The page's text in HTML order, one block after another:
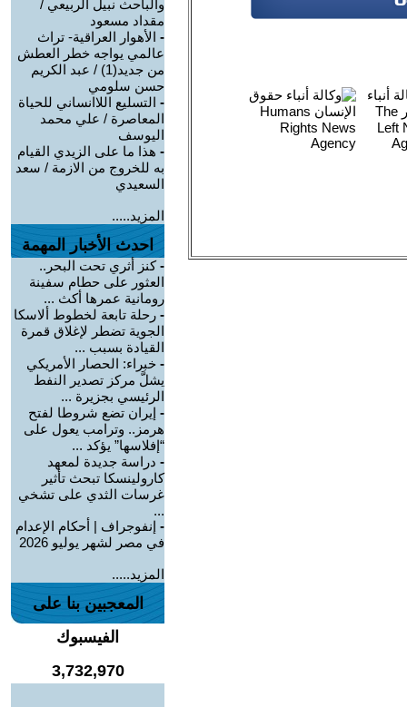
والباحث نبيل الربيعي /
مقداد مسعود
- الأهوار العراقية- تراث
عالمي يواجه خطر العطش
من جديد(1) / عبد الكريم
حسن سلومي
- التسليع اللاانساني للحياة
المعاصرة / علي محمد
اليوسف
- هذا ما على الزيدي القيام
به للخروج من الازمة / سعد
السعيدي
المزيد.....
احدث الأخبار المهمة
-كنز أثري تحت البحر..
العثور على حطام سفينة
رومانية عمرها أكث ...
- رحلة تابعة لخطوط ألاسكا
الجوية تضطر لإغلاق قمرة
القيادة بسبب ...
- خبراء: الحصار الأمريكي
يشلَّ مركز تصدير النفط
الرئيسي بجزيرة ...
- إيران تضع شروطا لفتح
هرمز.. وترامب يعول على
“إفلاسها” يؤكد ...
- دراسة جديدة لمعهد
كارولينسكا تبحث تأثير
غرسات الثدي على تشخي
...
- إنفوجراف | أحكام الإعدام
في مصر لشهر يوليو 2026
المزيد.....
المعجبين بنا على
الفيسبوك
3,732,970